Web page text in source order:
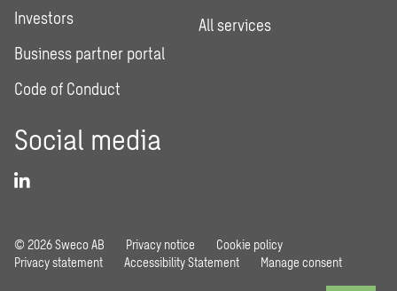
Investors
Business partner portal
Code of Conduct
All services
Social media
© 2026 Sweco AB Privacy notice
Cookie policy
Privacy statement
Accessibility Statement Manage consent